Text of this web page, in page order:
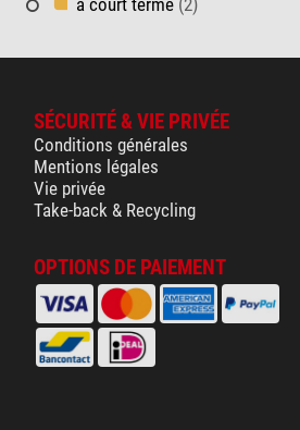
à court terme (2)
SÉCURITÉ & VIE PRIVÉE
Conditions générales
Mentions légales
Vie privée
Take-back & Recycling
OPTIONS DE PAIEMENT